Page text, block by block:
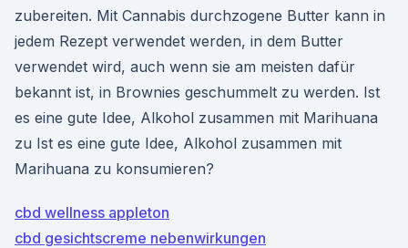
zubereiten. Mit Cannabis durchzogene Butter kann in
jedem Rezept verwendet werden, in dem Butter
verwendet wird, auch wenn sie am meisten dafür
bekannt ist, in Brownies geschummelt zu werden. Ist
es eine gute Idee, Alkohol zusammen mit Marihuana
zu Ist es eine gute Idee, Alkohol zusammen mit
Marihuana zu konsumieren?
cbd wellness appleton
cbd gesichtscreme nebenwirkungen